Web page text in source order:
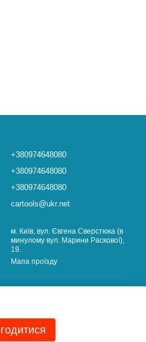
+380974648080
+380974648080
+380974648080
cartools@ukr.net
м. Київ, вул. Євгена Сверстюка (в
минулому вул. Марини Раскової),
19.
Мапа проїзду